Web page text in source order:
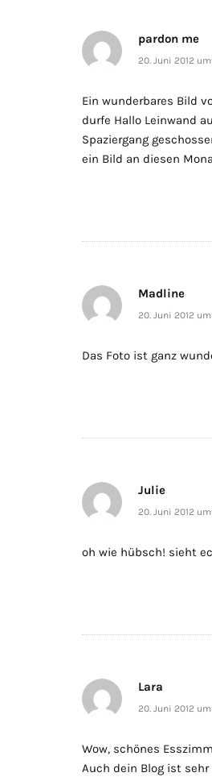
pardon me
20. Juni 2012
Ein wunderbares Bild
durfe Hallo Leinwand
Spaziergang
ein Bild an diesen
Madline
20. Juni 2012
Das Foto ist ganz
Julie
20. Juni 2012
oh wie hübsch! sieht
Lara
20. Juni 2012
Wow, schönes
Auch dein Blog ist sehr